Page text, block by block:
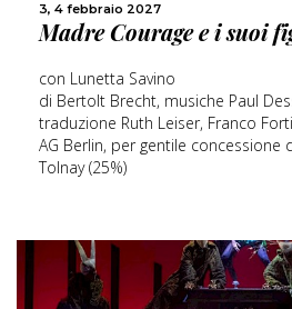
3, 4 febbraio 2027
Madre Courage e i suoi
con Lunetta Savino
di Bertolt Brecht, musiche Paul
traduzione Ruth Leiser, Franco
AG Berlin, per gentile concessione
Tolnay (25%)
CONDIVIDI